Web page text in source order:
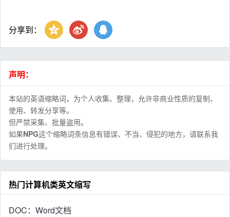
分享到：
声明：
本站的英语缩略词，为个人收集、整理，允许非商业性质的复制、
使用、转发分享等。
但严禁采集、批量盗用。
如果NPG这个缩略词条信息有错误、不当、侵犯的地方，请联系我
们进行处理。
热门计算机类英文缩写
DOC：Word文档